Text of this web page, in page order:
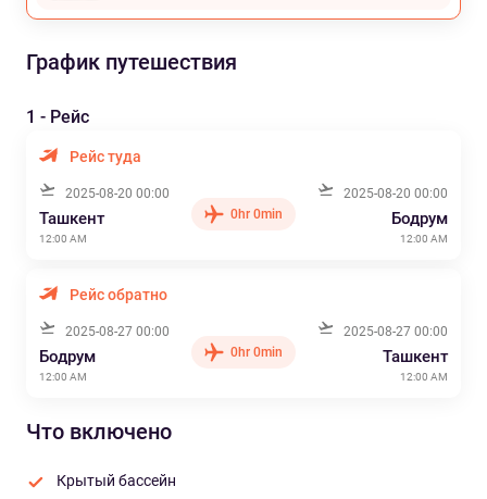
График путешествия
1 - Рейс
Рейс туда
2025-08-20 00:00
Ташкент
12:00 AM
0hr 0min
2025-08-20 00:00
Бодрум
12:00 AM
Рейс обратно
2025-08-27 00:00
Бодрум
12:00 AM
0hr 0min
2025-08-27 00:00
Ташкент
12:00 AM
Что включено
Крытый бассейн